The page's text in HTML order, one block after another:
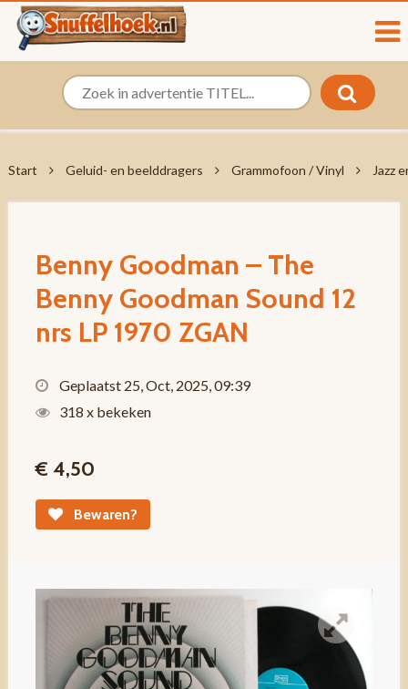
Start Geluid- en beelddragers Grammofoon / Vinyl Jazz
Benny Goodman – The
Benny Goodman Sound 12
nrs LP 1970 ZGAN
Geplaatst 25, Oct, 2025, 09:39
318 x bekeken
€ 4,50
Bewaren?